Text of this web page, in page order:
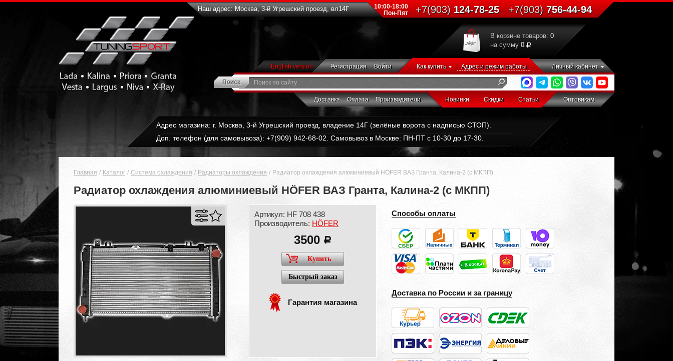
Наш адрес: Москва, 3-й Угрешский проезд, вл14Г
10:00-18:00
Пон-Пят
+7(903)124-78-25 +7(903)756-44-94
В корзине товаров: 0
на сумму 0
English version Регистрация Войти Как купить Адрес и режим работы Личный кабинет
Доставка Оплата Производители Новинки Скидки Статьи Оптовикам
Адрес магазина: г. Москва, 3-й Угрешский проезд, владение 14Г (зелёные ворота с надписью СТОП).
Доп. телефон (для самовывоза): +7(909) 942-68-02. Самовывоз в Москве: ПН-ПТ с 10-30 до 17-30.
Главная Каталог Система охлаждения Радиаторы охлаждения Радиатор охлаждения алюминиевый HÖFER ВАЗ Гранта, Калина-2 (c МКПП)
Радиатор охлаждения алюминиевый HÖFER ВАЗ Гранта, Калина-2 (c МКПП)
Артикул: HF 708 438
Производитель: HÖFER
3500 a
Купить
Быстрый заказ
Гарантия магазина
Способы оплаты
Доставка по России и за границу